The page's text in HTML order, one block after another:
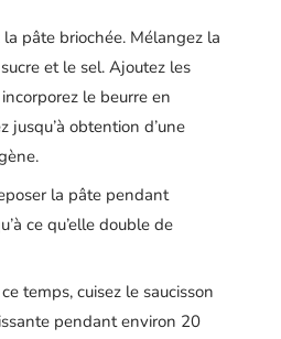
la pâte briochée. Mélangez la
et le sel. Ajoutez les
le beurre en
jusqu’à obtention d’une
la pâte pendant
ce qu’elle double de
temps, cuisez le saucisson
pendant environ 20